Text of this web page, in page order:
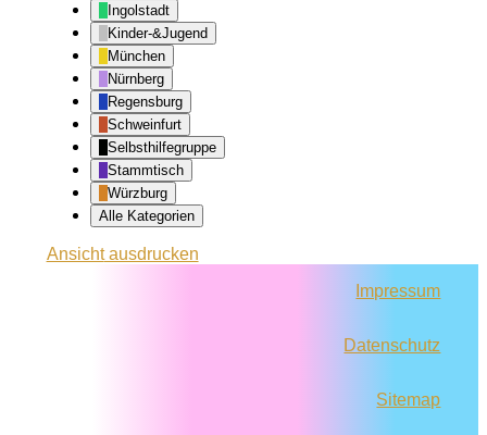
Ingolstadt
Kinder-&Jugend
München
Nürnberg
Regensburg
Schweinfurt
Selbsthilfegruppe
Stammtisch
Würzburg
Alle Kategorien
Ansichtausdrucken
Impressum
Datenschutz
Sitemap